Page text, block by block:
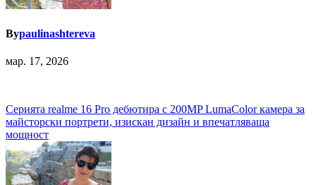
Bypaulinashtereva
мар. 17, 2026
Навигация
Серията realme 16 Pro дебютира с 200MP LumaColor камера за
майсторски портрети, изискан дизайн и впечатляваща
мощност